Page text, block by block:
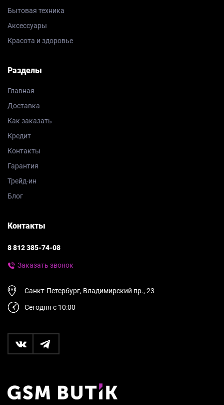
Бытовая техника
Аксессуары
Красота и здоровье
Разделы
Главная
Доставка
Как заказать
Кредит
Контакты
Гарантия
Трейд-ин
Блог
Контакты
8 812 385-74-08
Заказать звонок
Санкт-Петербург, Владимирский пр., 23
Сегодня с 10:00